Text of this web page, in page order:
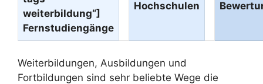
weiterbildung“]
Fernstudiengänge
Hochschulen
Weiterbildungen, Ausbildungen und
Fortbildungen sind sehr beliebte Wege die